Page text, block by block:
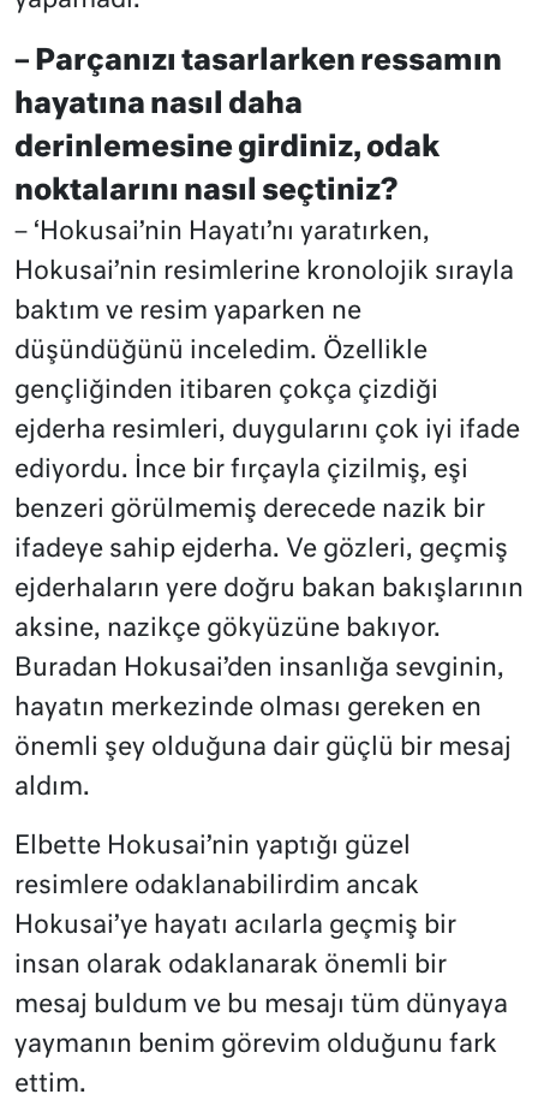
– Parçanızı tasarlarken ressamın
hayatına nasıl daha
derinlemesine girdiniz, odak
noktalarını nasıl seçtiniz?
– ‘Hokusai’nin Hayatı’nı yaratırken,
Hokusai’nin resimlerine kronolojik sırayla
baktım ve resim yaparken ne
düşündüğünü inceledim. Özellikle
gençliğinden itibaren çokça çizdiği
ejderha resimleri, duygularını çok iyi ifade
ediyordu. İnce bir fırçayla çizilmiş, eşi
benzeri görülmemiş derecede nazik bir
ifadeye sahip ejderha. Ve gözleri, geçmiş
ejderhaların yere doğru bakan bakışlarının
aksine, nazikçe gökyüzüne bakıyor.
Buradan Hokusai’den insanlığa sevginin,
hayatın merkezinde olması gereken en
önemli şey olduğuna dair güçlü bir mesaj
aldım.
Elbette Hokusai’nin yaptığı güzel
resimlere odaklanabilirdim ancak
Hokusai’ye hayatı acılarla geçmiş bir
insan olarak odaklanarak önemli bir
mesaj buldum ve bu mesajı tüm dünyaya
yaymanın benim görevim olduğunu fark
ettim.